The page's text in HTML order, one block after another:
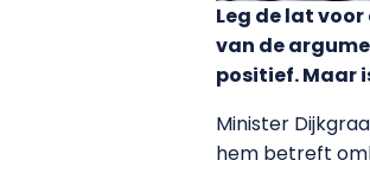
Leg de lat
van de
positief. Maar
Minister
hem betreft